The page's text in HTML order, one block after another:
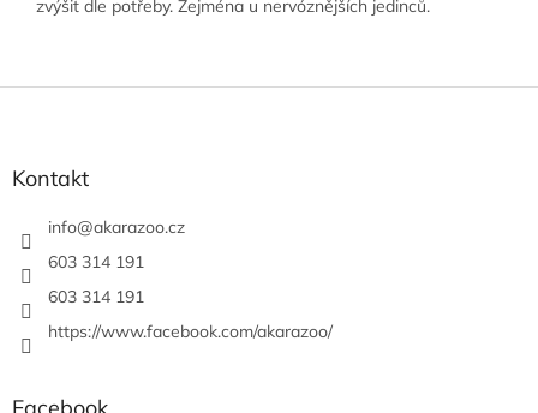
zvýšit dle potřeby. Zejména u nervóznějších jedinců.
Kontakt
info@akarazoo.cz
603 314 191
603 314 191
https://www.facebook.com/akarazoo/